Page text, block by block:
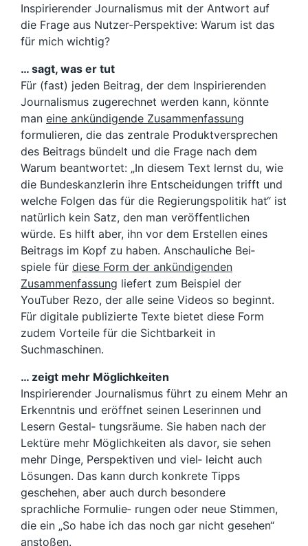
Inspirierender Journalismus mit der Antwort auf
die Frage aus Nutzer-Perspektive: Warum ist das
für mich wichtig?
… sagt, was er tut
Für (fast) jeden Beitrag, der dem Inspirierenden
Journalismus zugerechnet werden kann, könnte
man eine ankündigende Zusammenfassung
formulieren, die das zentrale Produktversprechen
des Beitrags bündelt und die Frage nach dem
Warum beantwortet: „In diesem Text lernst du, wie
die Bundeskanzlerin ihre Entscheidungen trifft und
welche Folgen das für die Regierungspolitik hat“ ist
natürlich kein Satz, den man veröffentlichen
würde. Es hilft aber, ihn vor dem Erstellen eines
Beitrags im Kopf zu haben. Anschauliche Bei‐
spiele für diese Form der ankündigenden
Zusammenfassung liefert zum Beispiel der
YouTuber Rezo, der alle seine Videos so beginnt.
Für digitale publizierte Texte bietet diese Form
zudem Vorteile für die Sichtbarkeit in
Suchmaschinen.
… zeigt mehr Möglichkeiten
Inspirierender Journalismus führt zu einem Mehr an
Erkenntnis und eröffnet seinen Leserinnen und
Lesern Gestal‐ tungsräume. Sie haben nach der
Lektüre mehr Möglichkeiten als davor, sie sehen
mehr Dinge, Perspektiven und viel‐ leicht auch
Lösungen. Das kann durch konkrete Tipps
geschehen, aber auch durch besondere
sprachliche Formulie‐ rungen oder neue Stimmen,
die ein „So habe ich das noch gar nicht gesehen“
anstoßen.